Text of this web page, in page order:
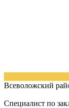
Всеволожский
Специалист по